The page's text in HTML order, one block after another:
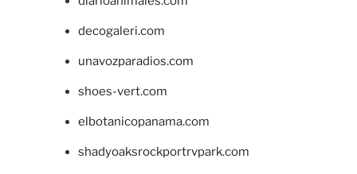
decogaleri.com
unavozparadios.com
shoes-vert.com
elbotanicopanama.com
shadyoaksrockportrvpark.com